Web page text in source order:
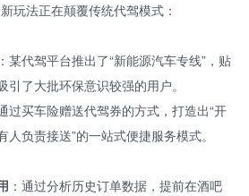
玩法正在颠覆传统代驾模式：
某代驾平台推出了“新能源汽车专线”，贴
了大批环保意识较强的用户。
过买车险赠送代驾券的方式，打造出“开
负责接送”的一站式便捷服务模式。
：通过分析历史订单数据，提前在酒吧